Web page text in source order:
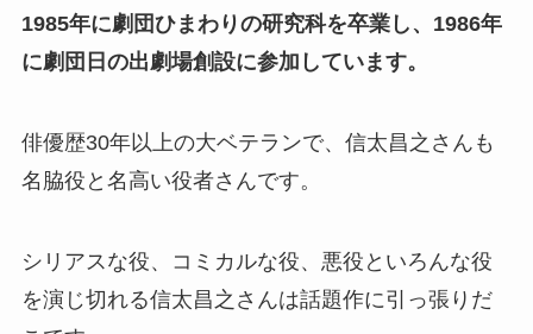
1985年に劇団ひまわりの研究科を卒業し、1986年
に劇団日の出劇場創設に参加しています。
俳優歴30年以上の大ベテランで、信太昌之さんも
名脇役と名高い役者さんです。
シリアスな役、コミカルな役、悪役といろんな役
を演じ切れる信太昌之さんは話題作に引っ張りだ